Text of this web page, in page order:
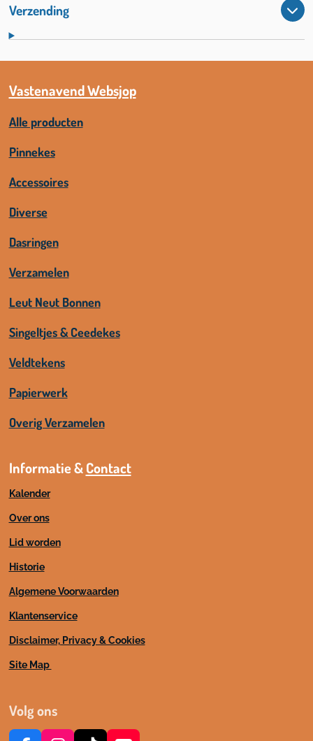
Verzending
Vastenavend Websjop
Alle producten
Pinnekes
Accessoires
Diverse
Dasringen
Verzamelen
Leut Neut Bonnen
Singeltjes & Ceedekes
Veldtekens
Papierwerk
Overig Verzamelen
Informatie &Contact
Kalender
Over ons
Lid worden
Historie
Algemene Voorwaarden
Klantenservice
Disclaimer, Privacy & Cookies
Site Map
Volg ons